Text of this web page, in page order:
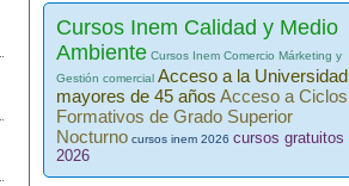
Cursos Inem Calidad y Medio
Ambiente Cursos Inem Comercio Márketing y
Gestión comercial Acceso a la Universidad
mayores de 45 años Acceso a Ciclos
Formativos de Grado Superior
Nocturno cursos inem 2026 cursos gratuitos
2026